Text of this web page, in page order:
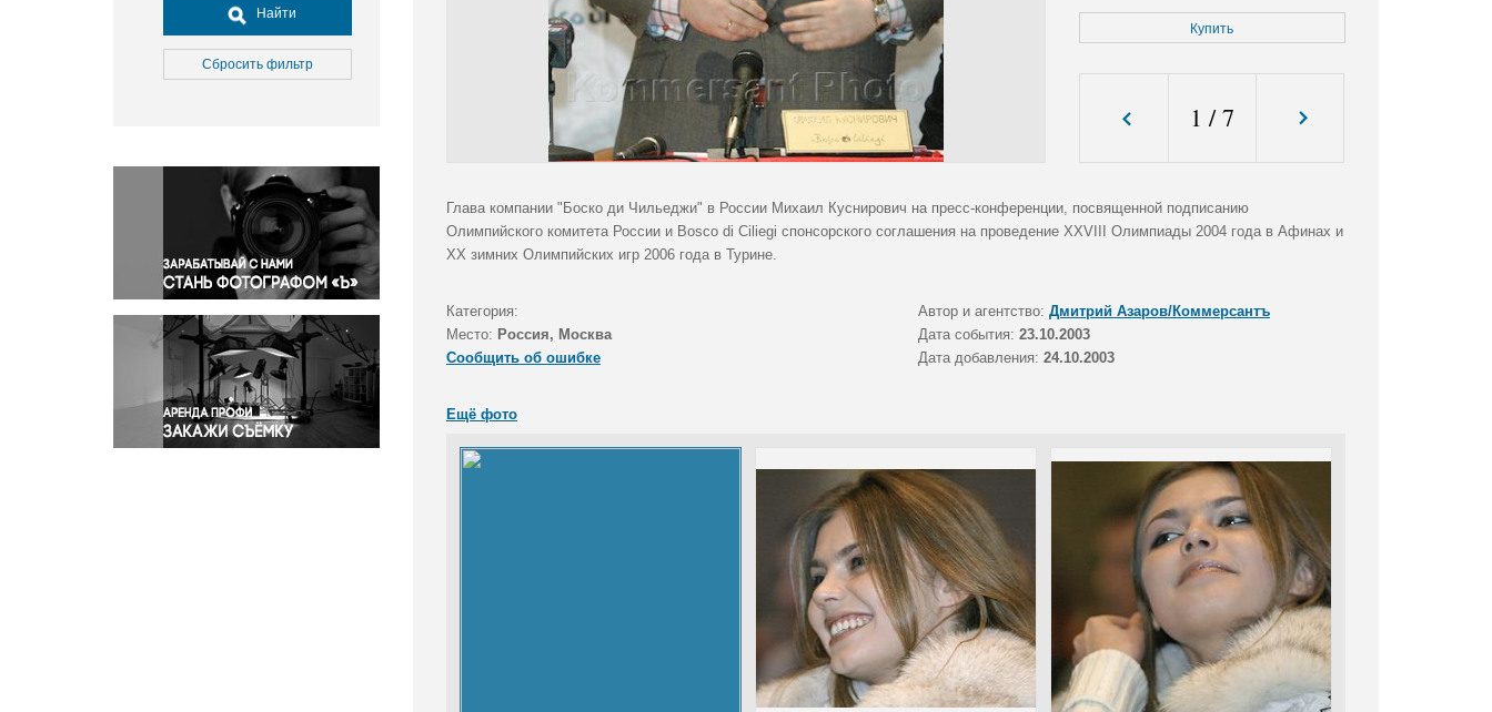
Досуг, туризм и отдых
Культура
Медицина
Окружающая среда
Политика
Правосудие
Происшествия и конфликты
Религия
Светская жизнь
Спорт
Экология
Экономика и бизнес
Найти
Сбросить фильтр
Купить
1 /7
Глава компании "Боско ди Чильеджи" в России Михаил Куснирович на пресс-конференции, посвященной подписанию
Олимпийского комитета России и Bosco di Ciliegi спонсорского соглашения на проведение XXVIII Олимпиады 2004 года в Афинах и
XX зимних Олимпийских игр 2006 года в Турине.
Категория: Автор и агентство: Дмитрий Азаров/Коммерсантъ
Место: Россия, Москва Дата события: 23.10.2003
Сообщить об ошибке
Дата добавления: 24.10.2003
Ещё фото